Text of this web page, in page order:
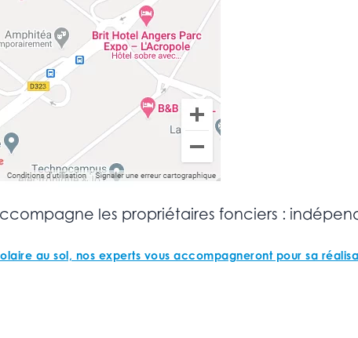
les propriétaires fonciers :
au sol, nos experts vous accompagneront pour sa